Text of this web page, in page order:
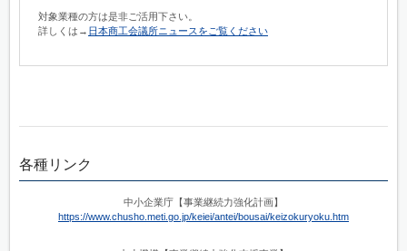
対象業種の方は是非ご活用下さい。
詳しくは→ 日本商工会議所ニュースをご覧ください
各種リンク
中小企業庁【事業継続力強化計画】
https://www.chusho.meti.go.jp/keiei/antei/bousai/keizokuryoku.htm